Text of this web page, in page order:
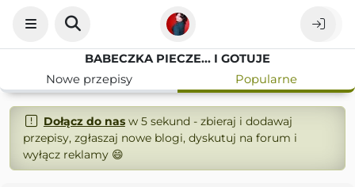
BABECZKA PIECZE... I GOTUJE
Nowe przepisy
Popularne
Dołącz do nasw 5 sekund - zbieraj i dodawaj
przepisy, zgłaszaj nowe blogi, dyskutuj na forum i
wyłącz reklamy 😄